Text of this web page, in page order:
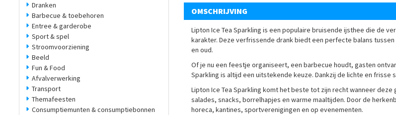
Dranken
Barbecue & toebehoren
Entree & garderobe
Sport & spel
Stroomvoorziening
Beeld
Fun & Food
Afvalverwerking
Transport
Themafeesten
Consumptiemunten & consumptiebonnen
OMSCHRIJVING
Lipton Ice Tea Sparkling is een populaire bruisende ijsthee die de
karakter. Deze verfrissende drank biedt een perfecte balans
en oud.
Of je nu een feestje organiseert, een barbecue houdt, gasten
Sparkling is altijd een uitstekende keuze. Dankzij de lichte en
Lipton Ice Tea Sparkling komt het beste tot zijn recht wanneer
salades, snacks, borrelhapjes en warme maaltijden. Door de
horeca, kantines, sportverenigingen en op evenementen.